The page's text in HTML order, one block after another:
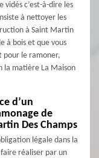
c’est-à-dire les
à nettoyer les
à Saint Martin
à bois et que vous
pour le ramoner,
la matière La Maison
d’un
de
Des Champs
légale dans la
réaliser par un